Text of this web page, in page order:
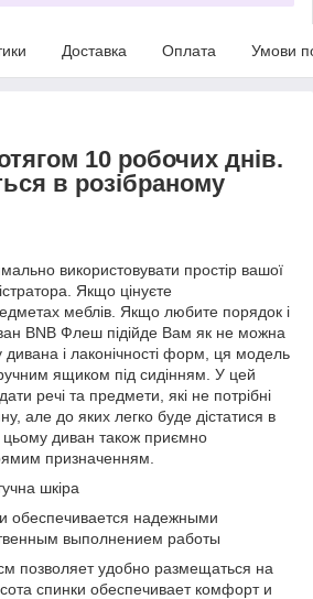
Доставка Оплата Умови
10 робочих днів.
в розібраному
використовувати простір вашої
Якщо цінуєте
меблів. Якщо любите порядок і
BNB Флеш підійде Вам як не можна
і лаконічності форм, ця модель
ящиком під сидінням. У цей
речі та предмети, які не потрібні
але до яких легко буде дістатися в
цьому диван також приємно
призначенням.
шкіра
обеспечивается надежными
выполнением работы
позволяет удобно размещаться на
спинки обеспечивает комфорт и